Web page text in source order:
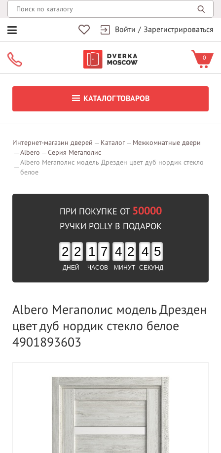
Войти / Зарегистрироваться
0
КАТАЛОГ ТОВАРОВ
Интернет-магазин дверей Каталог
Межкомнатные двери
Albero
Серия Мегаполис
Albero Мегаполис модель Дрезден цвет дуб нордик стекло
белое
ПРИ ПОКУПКЕ ОТ 50000
РУЧКИ POLLY В ПОДАРОК
2 2
ДНЕЙ
1 7
ЧАСОВ
4 2
МИНУТ
4 4
СЕКУНД
Albero Мегаполис модель Дрезден
цвет дуб нордик стекло белое
4901893603